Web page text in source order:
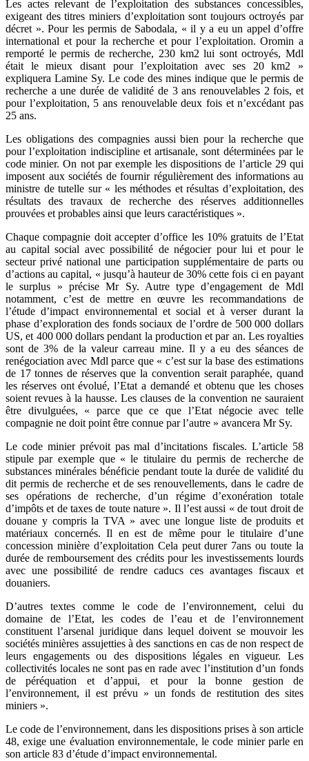
Les actes relevant de l’exploitation des substances concessibles,
exigeant des titres miniers d’exploitation sont toujours octroyés par
décret ». Pour les permis de Sabodala, « il y a eu un appel d’offre
international et pour la recherche et pour l’exploitation. Oromin a
remporté le permis de recherche, 230 km2 lui sont octroyés, Mdl
était le mieux disant pour l’exploitation avec ses 20 km2 »
expliquera Lamine Sy. Le code des mines indique que le permis de
recherche a une durée de validité de 3 ans renouvelables 2 fois, et
pour l’exploitation, 5 ans renouvelable deux fois et n’excédant pas
25 ans.
Les obligations des compagnies aussi bien pour la recherche que
pour l’exploitation indiscipline et artisanale, sont déterminées par le
code minier. On not par exemple les dispositions de l’article 29 qui
imposent aux sociétés de fournir régulièrement des informations au
ministre de tutelle sur « les méthodes et résultas d’exploitation, des
résultats des travaux de recherche des réserves additionnelles
prouvées et probables ainsi que leurs caractéristiques ».
Chaque compagnie doit accepter d’office les 10% gratuits de l’Etat
au capital social avec possibilité de négocier pour lui et pour le
secteur privé national une participation supplémentaire de parts ou
d’actions au capital, « jusqu’à hauteur de 30% cette fois ci en payant
le surplus » précise Mr Sy. Autre type d’engagement de Mdl
notamment, c’est de mettre en œuvre les recommandations de
l’étude d’impact environnemental et social et à verser durant la
phase d’exploration des fonds sociaux de l’ordre de 500 000 dollars
US, et 400 000 dollars pendant la production et par an. Les royalties
sont de 3% de la valeur carreau mine. Il y a eu des séances de
renégociation avec Mdl parce que « c’est sur la base des estimations
de 17 tonnes de réserves que la convention serait paraphée, quand
les réserves ont évolué, l’Etat a demandé et obtenu que les choses
soient revues à la hausse. Les clauses de la convention ne sauraient
être divulguées, « parce que ce que l’Etat négocie avec telle
compagnie ne doit point être connue par l’autre » avancera Mr Sy.
Le code minier prévoit pas mal d’incitations fiscales. L’article 58
stipule par exemple que « le titulaire du permis de recherche de
substances minérales bénéficie pendant toute la durée de validité du
dit permis de recherche et de ses renouvellements, dans le cadre de
ses opérations de recherche, d’un régime d’exonération totale
d’impôts et de taxes de toute nature ». Il l’est aussi « de tout droit de
douane y compris la TVA » avec une longue liste de produits et
matériaux concernés. Il en est de même pour le titulaire d’une
concession minière d’exploitation Cela peut durer 7ans ou toute la
durée de remboursement des crédits pour les investissements lourds
avec une possibilité de rendre caducs ces avantages fiscaux et
douaniers.
D’autres textes comme le code de l’environnement, celui du
domaine de l’Etat, les codes de l’eau et de l’environnement
constituent l’arsenal juridique dans lequel doivent se mouvoir les
sociétés minières assujetties à des sanctions en cas de non respect de
leurs engagements ou des dispositions légales en vigueur. Les
collectivités locales ne sont pas en rade avec l’institution d’un fonds
de péréquation et d’appui, et pour la bonne gestion de
l’environnement, il est prévu » un fonds de restitution des sites
miniers ».
Le code de l’environnement, dans les dispositions prises à son article
48, exige une évaluation environnementale, le code minier parle en
son article 83 d’étude d’impact environnemental.